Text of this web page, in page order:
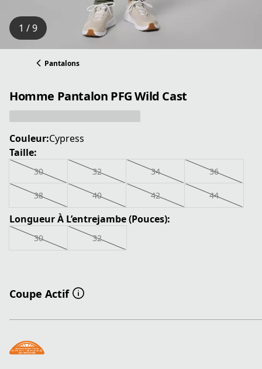
1 / 9
Pantalons
Homme Pantalon PFG Wild Cast
Couleur:Cypress
Taille:
30 32 34 36
38 40 42 44
Longueur À L’entrejambe (Pouces):
30 32
Coupe Actif